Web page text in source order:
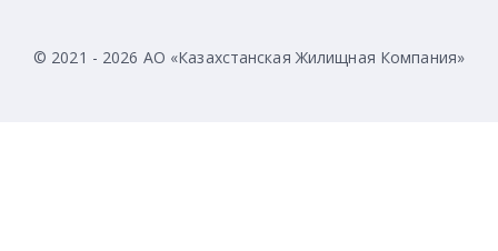
© 2021 - 2026 АО «Казахстанская Жилищная Компания»